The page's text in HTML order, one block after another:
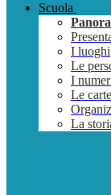
Scuola
I luoghi
Le
I
Le
La